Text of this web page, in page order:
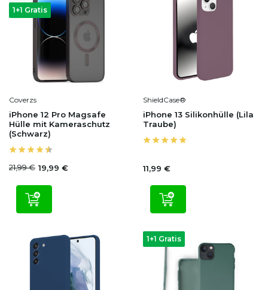
1+1 Gratis
Coverzs
iPhone 12 Pro Magsafe
Hülle mit Kameraschutz
(Schwarz)
21,99 € 19,99 €
ShieldCase®
iPhone 13 Silikonhülle (Lila
Traube)
11,99 €
1+1 Gratis